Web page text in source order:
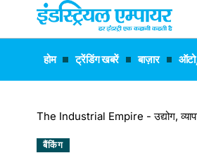
होम ट्रेंडिंग खबरें बाज़ार
The Industrial Empire - उद्योग,
बैंकिंग